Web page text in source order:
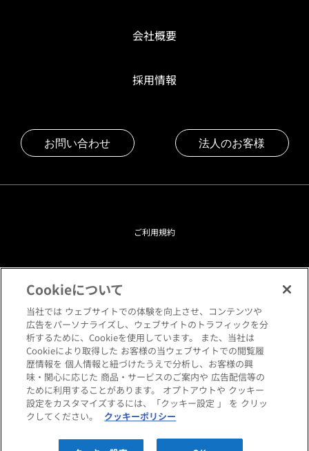
会社概要
採用情報
お問い合わせ 法人のお客様
Copyright © HANKYU HOME STYLING Co.,LTD All rights reserved.
ご利用規約
プライバシーポリシー
クッキーポリシー
閲覧環境について
サイトマップ
Cookieについて
当社では ウェブサイトでの体験を向上させ、コンテンツや
広告をパーソナライズし、ウェブサイトのトラフィックを分
析するために、Cookieを使用しています。 また、当社は
Cookieにより取得した お客様の当ウェブサイトでの閲覧履
歴情報を 個人情報と紐づけたうえで分析し、お客様の興
味・関心に応じた 商品・サービスのご案内や 広告配信等の
ために利用することがあります。 オプトアウトや クッキー
設定をカスタマイズするには、「クッキー設定 」 を クリッ
クしてください。
クッキーポリシー